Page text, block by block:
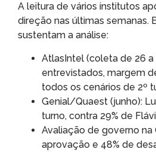
A leitura de vários institutos
direção nas últimas semanas.
sustentam a análise:
AtlasIntel (coleta de 26 a
entrevistados, margem
todos os cenários de 2º
Genial/Quaest (junho):
turno, contra 29% de
Avaliação de governo na
aprovação e 48% de